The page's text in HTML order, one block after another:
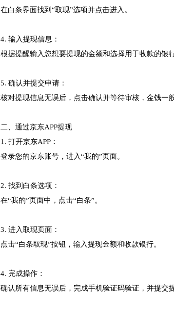
在白条界面找到“取现”选项并点击进入。
4. 输入提现信息：
根据提醒输入您想要提现的金额和选择用于收款的银
5. 确认并提交申请：
核对提现信息无误后，点击确认并等待审核，金钱一
二、通过京东APP提现
1. 打开京东APP：
登录您的京东账号，进入“我的”页面。
2. 找到白条选项：
在“我的”页面中，点击“白条”。
3. 进入取现页面：
点击“白条取现”按钮，输入提现金额和收款银行。
4. 完成操作：
确认所有信息无误后，完成手机验证码验证，并提交